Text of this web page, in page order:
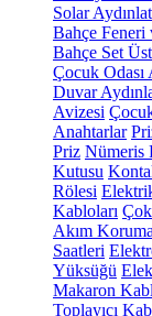
Solar
Bahçe Feneri
Bahçe Set
Çocuk Odası
Duvar
Avizesi
Anahtarlar
Priz Nümeris
Kutusu
Rölesi
Kabloları
Akım
Saatleri
Yüksüğü
Makaron
Toplayıcı